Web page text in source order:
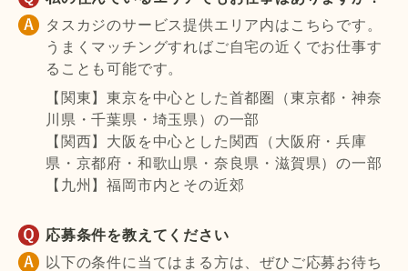
タスカジのサービス提供エリア内はこちらです。
うまくマッチングすればご自宅の近くでお仕事す
ることも可能です。
【関東】東京を中心とした首都圏（東京都・神奈
川県・千葉県・埼玉県）の一部
【関西】大阪を中心とした関西（大阪府・兵庫
県・京都府・和歌山県・奈良県・滋賀県）の一部
【九州】福岡市内とその近郊
応募条件を教えてください
以下の条件に当てはまる方は、ぜひご応募お待ち